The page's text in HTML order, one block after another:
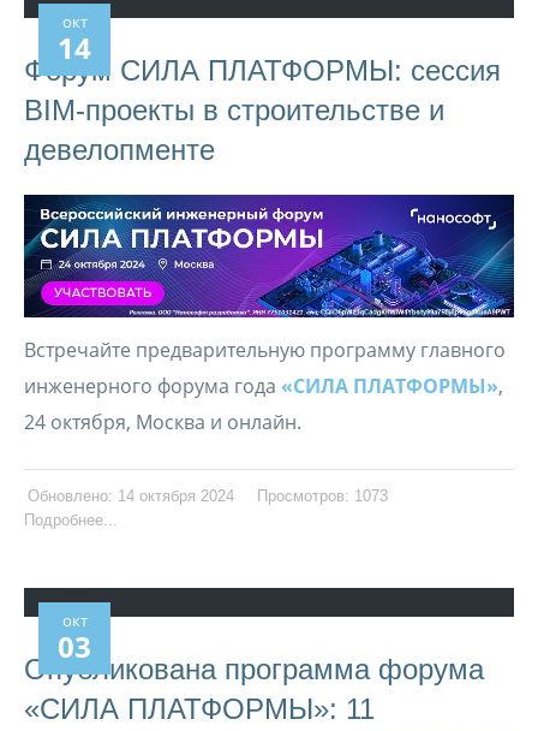
окт
14
Форум СИЛА ПЛАТФОРМЫ: сессия
BIM-проекты в строительстве и
девелопменте
Встречайте предварительную программу главного
инженерного форума года «СИЛА ПЛАТФОРМЫ»,
24 октября, Москва и онлайн.
Обновлено: 14 октября 2024
Просмотров: 1073
Подробнее...
окт
03
Опубликована программа форума
«СИЛА ПЛАТФОРМЫ»: 11